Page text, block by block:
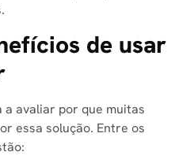
de usar
a avaliar por que muitas
essa solução. Entre os